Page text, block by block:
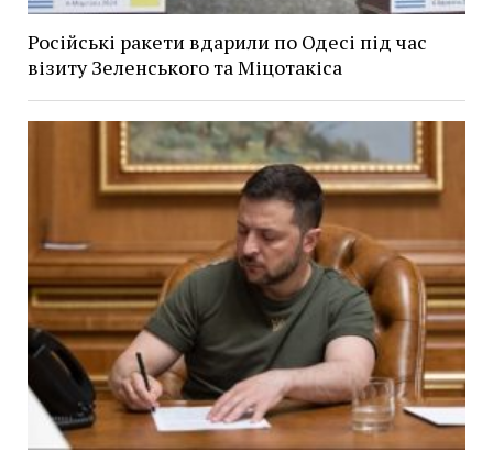
Російські ракети вдарили по Одесі під час
візиту Зеленського та Міцотакіса